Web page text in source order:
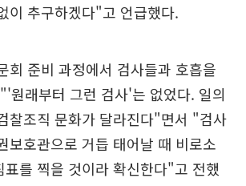
이 추구하겠다"고 언급했다.
회 준비 과정에서 검사들과 호흡을
원래부터 그런 검사'는 없었다. 일의
찰조직 문화가 달라진다"면서 "검사
보호관으로 거듭 태어날 때 비로소
표를 찍을 것이라 확신한다"고 전했